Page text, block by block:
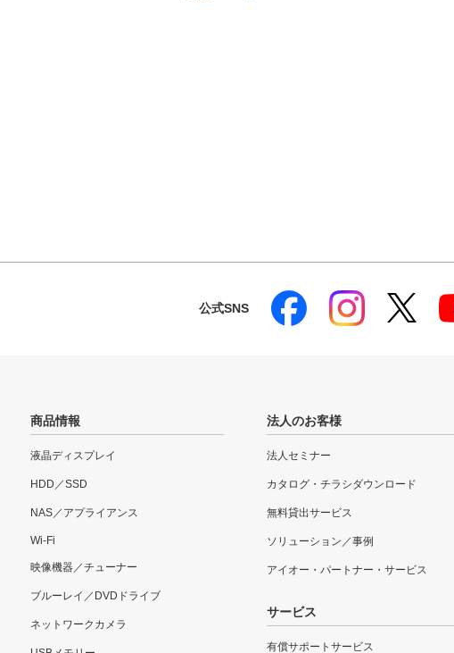
公式SNS
商品情報
液晶ディスプレイ
HDD／SSD
NAS／アプライアンス
Wi-Fi
映像機器／チューナー
ブルーレイ／DVDドライブ
ネットワークカメラ
法人のお客様
法人セミナー
カタログ・チラシダウンロード
無料貸出サービス
ソリューション／事例
アイオー・パートナー・サービス
サービス
有償サポートサービス